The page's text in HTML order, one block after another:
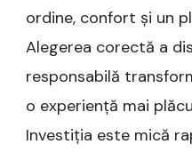
ordine, confort și un
Alegerea corectă a
responsabilă
o experiență mai
Investiția este mică